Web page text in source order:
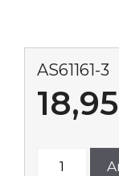
AS61161-3
18,95